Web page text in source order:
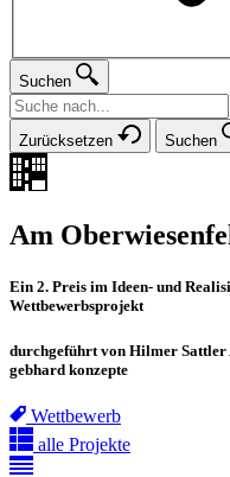
Suchen
Zurücksetzen Suchen
Am
Ein 2. Preis im Ideen- und
Wettbewerbsprojekt
durchgeführt von Hilmer
gebhard konzepte
Wettbewerb
alle Projekte